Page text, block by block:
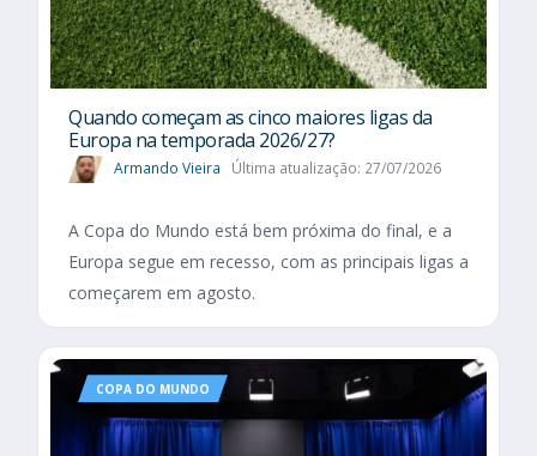
Quando começam as cinco maiores ligas da
Europa na temporada 2026/27?
Armando Vieira Última atualização: 27/07/2026
A Copa do Mundo está bem próxima do final, e a
Europa segue em recesso, com as principais ligas a
começarem em agosto.
COPA DO MUNDO